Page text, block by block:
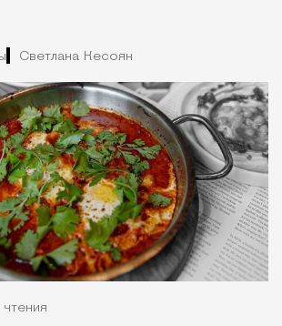
Светлана Кесоян